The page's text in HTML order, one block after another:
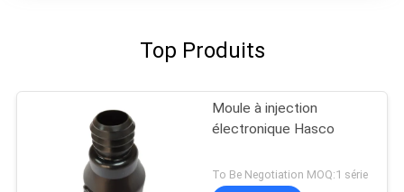
Top Produits
Moule à injection
électronique Hasco
To Be Negotiation MOQ:1 série